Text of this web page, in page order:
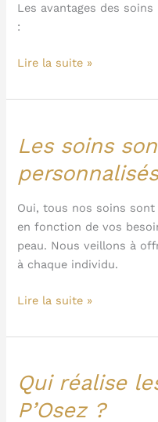
Les avantages des
:
des
soins
Lire la suite »
Les soins
Oui, tous nos soins
en fonction de vos
peau. Nous veillons à
à chaque individu.
Les
sont-
personnalisés
?
Lire la suite »
Qui réalise
P’Osez ?
Qui
réalise
les